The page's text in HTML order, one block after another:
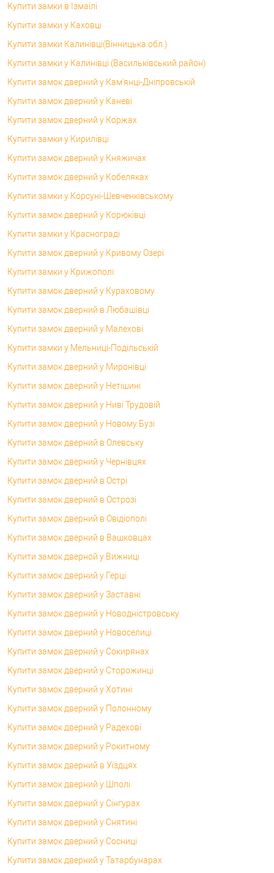
Купити замки в Ізмаїлі
Купити замки у Каховці
Купити замки Калинівці(Вінницька обл.)
Купити замки у Калинівці (Васильківський район)
Купити замок дверний у Кам'янці-Дніпровській
Купити замок дверний у Каневі
Купити замок дверний у Коржах
Купити замки у Кирилівці
Купити замок дверний у Княжичах
Купити замок дверний у Кобеляках
Купити замки у Корсунi-Шевченківському
Купити замок дверний у Корюківці
Купити замки у Краснограді
Купити замок дверний у Кривому Озері
Купити замки у Крижополі
Купити замок дверний у Кураховому
Купити замок дверний в Любашівці
Купити замок дверний у Малехові
Купити замки у Мельниці-Подільській
Купити замок дверний у Миронівці
Купити замок дверний у Нетішині
Купити замок дверний у Ниві Трудовій
Купити замок дверний у Новому Бузі
Купити замок дверний в Олевську
Купити замок дверний у Чернівцях
Купити замок дверний в Острі
Купити замок дверний в Острозі
Купити замок дверний в Овідіополі
Купити замок дверний в Вашковцах
Купити замок дверной у Вижниці
Купити замок дверний у Герці
Купити замок дверний у Заставні
Купити замок дверний у Новодністровську
Купити замок дверний у Новоселиці
Купити замок дверний у Сокирянах
Купити замок дверний у Сторожинці
Купити замок дверний у Хотині
Купити замок дверний у Полонному
Купити замок дверний у Радехові
Купити замок дверний у Рокитному
Купити замок дверний в Уїздцях
Купити замок дверний у Шполі
Купити замок дверний у Сінгурах
Купити замок дверний у Снятині
Купити замок дверний у Сосниці
Купити замок дверний у Татарбунарах